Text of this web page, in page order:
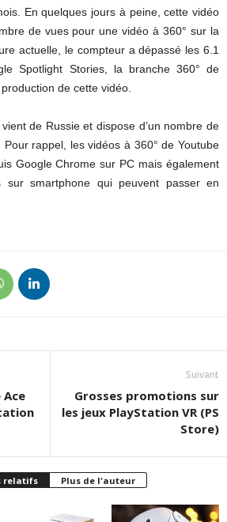
En quelques jours à peine, cette vidéo
de vues pour une vidéo à 360° sur la
actuelle, le compteur a dépassé les 6.1
Spotlight Stories, la branche 360° de
de cette vidéo.
de Russie et dispose d’un nombre de
rappel, les vidéos à 360° de Youtube
Google Chrome sur PC mais également
sur smartphone qui peuvent passer en
Suivant
Grosses promotions sur
les jeux PlayStation VR (PS
Store)
relatifs Plus de l'auteur